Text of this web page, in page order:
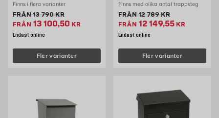
Finns i flera varianter
FRÅNGammalt pris 13790 kr
13 790KR
FRÅN Extrapris 13100.5 kr
13 100,50 KR
Endast online
Fler varianter
Finns med olika antal trappsteg
FRÅNGammalt pris 12789 kr
12 789KR
FRÅN Extrapris 12149.55
12 149,55 KR
Endast online
Fler varianter